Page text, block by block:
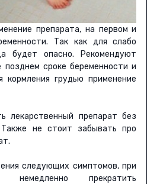
препарата, на первом и
Так как для слабо
будет опасно. Рекомендуют
позднем сроке беременности и
грудью применение
лекарственный препарат без
Также не стоит забывать про
следующих симптомов, при
прекратить